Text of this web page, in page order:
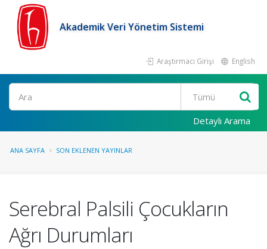
Akademik Veri Yönetim Sistemi
Araştırmacı Girişi English
Ara
Detaylı Arama
ANA SAYFA SON EKLENEN YAYINLAR
Serebral Palsili Çocukların
Ağrı Durumları